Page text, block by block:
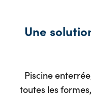
Une
Piscine
toutes les